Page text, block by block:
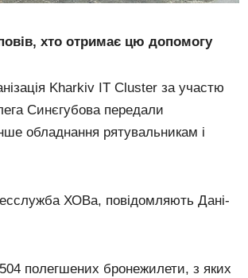
хто отримає цю допомогу
Kharkiv IT Cluster за участю
Синєгубова передали
обладнання рятувальникам і
ХОВа, повідомляють Дані-
полегшених бронежилети, з яких